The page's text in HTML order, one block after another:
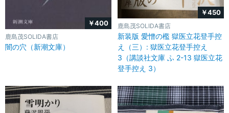
￥400
鹿島茂SOLIDA書店
闇の穴（新潮文庫）
￥450
鹿島茂SOLIDA書店
新装版 愛憎の檻 獄医立花登手控
え（三）: 獄医立花登手控え
3（講談社文庫 ふ 2-13 獄医立花
登手控え 3）